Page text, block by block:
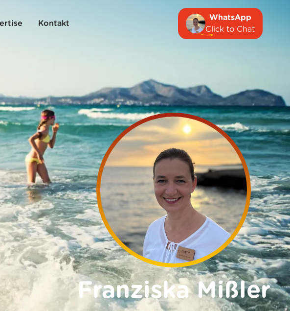
Kontakt
WhatsApp
Click to Chat
Franziska Mißler